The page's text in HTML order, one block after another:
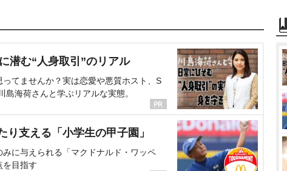
潜む“人身取引”のリアル
ってませんか？実は恋愛や悪質ホスト、S
海荷さんと学ぶリアルな実態。
り支える「小学生の甲子園」
に与えられる「マクドナルド・ワッペ
を目指す